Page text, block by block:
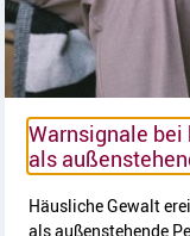
Warnsignale
als
Häusliche Gewalt
als außenstehende